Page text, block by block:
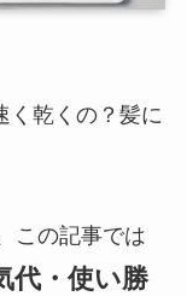
く乾くの？髪に
この記事では
代・使い勝